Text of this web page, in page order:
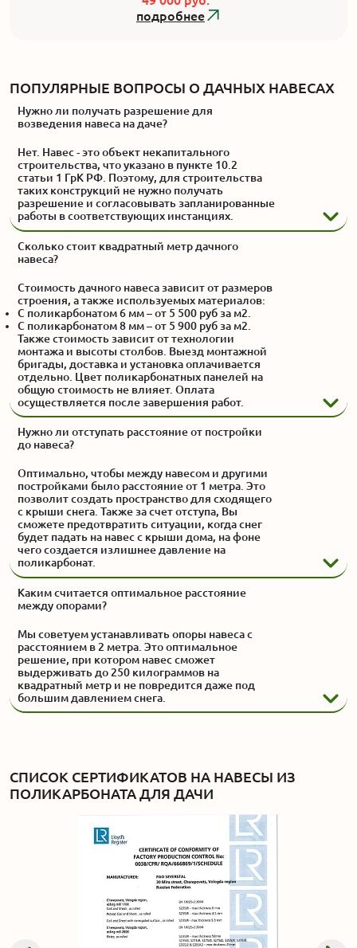
подробнее
ПОПУЛЯРНЫЕ ВОПРОСЫ О ДАЧНЫХ НАВЕСАХ
Нужно ли получать разрешение для
возведения навеса на даче?
Нет. Навес - это объект некапитального
строительства, что указано в пункте 10.2
статьи 1 ГрК РФ. Поэтому, для строительства
таких конструкций не нужно получать
разрешение и согласовывать запланированные
работы в соответствующих инстанциях.
Сколько стоит квадратный метр дачного
навеса?
Стоимость дачного навеса зависит от размеров
строения, а также используемых материалов:
С поликарбонатом 6 мм – от 5 500 руб за м2.
С поликарбонатом 8 мм – от 5 900 руб за м2.
Также стоимость зависит от технологии
монтажа и высоты столбов. Выезд монтажной
бригады, доставка и установка оплачивается
отдельно. Цвет поликарбонатных панелей на
общую стоимость не влияет. Оплата
осуществляется после завершения работ.
Нужно ли отступать расстояние от постройки
до навеса?
Оптимально, чтобы между навесом и другими
постройками было расстояние от 1 метра. Это
позволит создать пространство для сходящего
с крыши снега. Также за счет отступа, Вы
сможете предотвратить ситуации, когда снег
будет падать на навес с крыши дома, на фоне
чего создается излишнее давление на
поликарбонат.
Каким считается оптимальное расстояние
между опорами?
Мы советуем устанавливать опоры навеса с
расстоянием в 2 метра. Это оптимальное
решение, при котором навес сможет
выдерживать до 250 килограммов на
квадратный метр и не повредится даже под
большим давлением снега.
СПИСОК СЕРТИФИКАТОВ НА НАВЕСЫ ИЗ
ПОЛИКАРБОНАТА ДЛЯ ДАЧИ